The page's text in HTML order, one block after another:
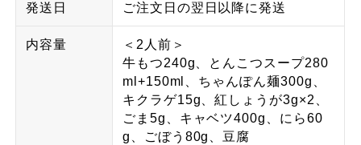
発送日 ご注文日の翌日以降に発送
内容量
＜2人前＞
牛もつ240g、とんこつスープ280
ml+150ml、ちゃんぽん麺300g、
キクラゲ15g、紅しょうが3g×2、
ごま5g、キャベツ400g、にら60
g、ごぼう80g、豆腐